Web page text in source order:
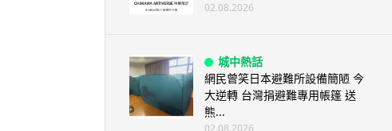
02.08.2026
城中熱話
網民曾笑日本避難所設備簡陋 今
大逆轉 台灣捐避難專用帳篷 送
熊...